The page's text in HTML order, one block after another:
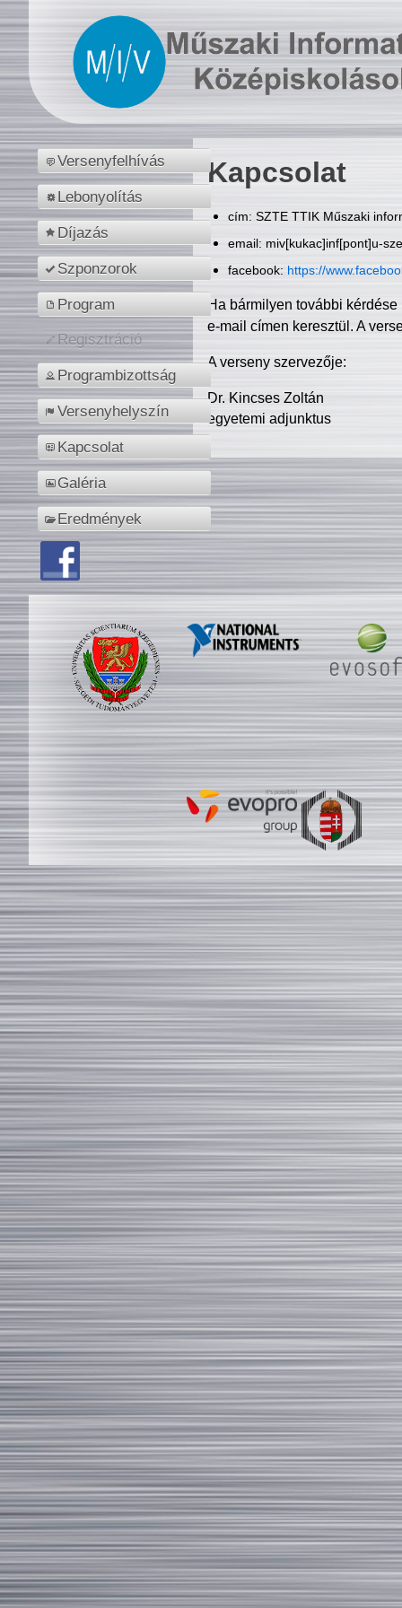
Versenyfelhívás
Lebonyolítás
Díjazás
Szponzorok
Program
Regisztráció
Programbizottság
Versenyhelyszín
Kapcsolat
Galéria
Eredmények
Kapcsolat
cím: SZTE TTIK Műszaki
email: miv[kukac]inf[pont]u-
facebook: https://
Ha bármilyen további
e-mail címen keresztül. A
A verseny szervezője:
Dr. Kincses Zoltán
egyetemi adjunktus